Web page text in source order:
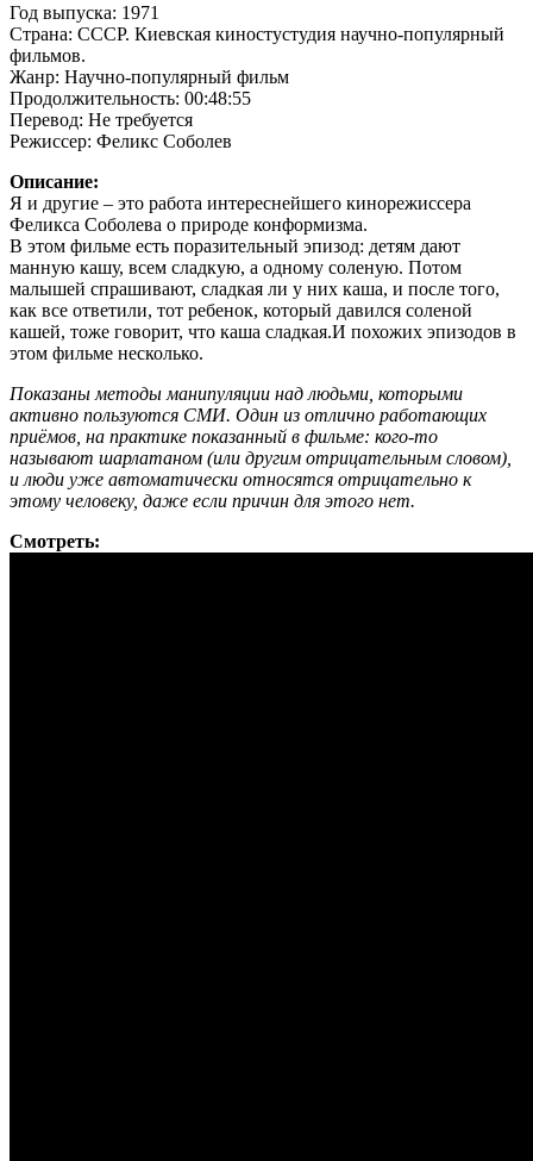
Год выпуска: 1971
Страна: СССР. Киевская киностустудия научно-популярный
фильмов.
Жанр: Научно-популярный фильм
Продолжительность: 00:48:55
Перевод: Не требуется
Режиссер: Феликс Соболев
Описание:
Я и другие – это работа интереснейшего кинорежиссера
Феликса Соболева о природе конформизма.
В этом фильме есть поразительный эпизод: детям дают
манную кашу, всем сладкую, а одному соленую. Потом
малышей спрашивают, сладкая ли у них каша, и после того,
как все ответили, тот ребенок, который давился соленой
кашей, тоже говорит, что каша сладкая.И похожих эпизодов в
этом фильме несколько.
Показаны методы манипуляции над людьми, которыми
активно пользуются СМИ. Один из отлично работающих
приёмов, на практике показанный в фильме: кого-то
называют шарлатаном (или другим отрицательным словом),
и люди уже автоматически относятся отрицательно к
этому человеку, даже если причин для этого нет.
Смотреть: